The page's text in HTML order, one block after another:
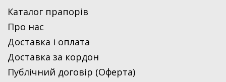
Каталог прапорів
Про нас
Доставка і оплата
Доставка за кордон
Публічний договір (Оферта)